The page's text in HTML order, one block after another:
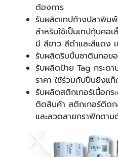
ต้องการ
รับผลิตเทปก้างปลาพิม
สำหรับใช้เป็นเทปกุ้นคอ
มี สีขาว สีดำและสีแดง
รับผลิตริบบิ้นซาตินทอข
รับผลิตป้าย Tag กระด
ราคา ใช้ร่วมกับปืนยิงแท็
รับผลิตสติกเกอร์เนื้อกร
ติดสินค้า สติกเกอร์ติด
และลวดลายกราฟิกตาม